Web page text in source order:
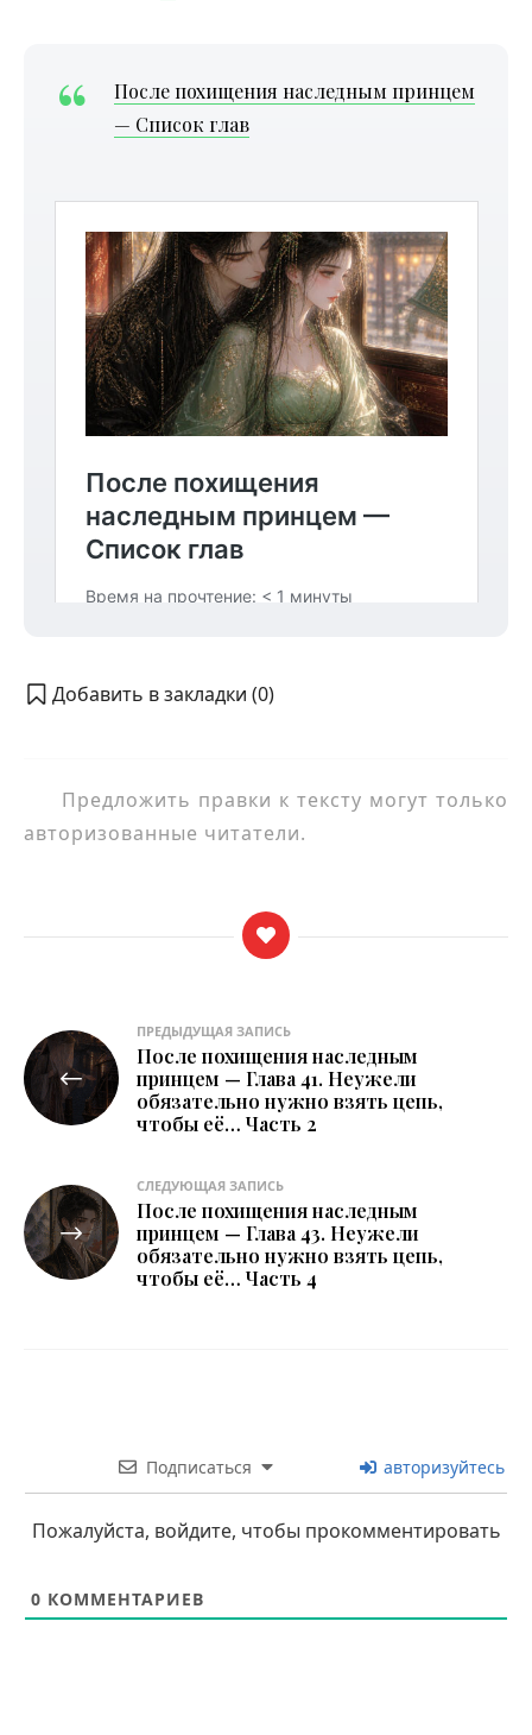
После похищения наследным принцем
— Список глав
Добавить в закладки (0)
Предложить правки к тексту могут только
авторизованные читатели.
Навигация
по
записям
ПРЕДЫДУЩАЯ ЗАПИСЬ
После похищения наследным
принцем — Глава 41. Неужели
обязательно нужно взять цепь,
чтобы её… Часть 2
СЛЕДУЮЩАЯ ЗАПИСЬ
После похищения наследным
принцем — Глава 43. Неужели
обязательно нужно взять цепь,
чтобы её… Часть 4
Подписаться авторизуйтесь
Пожалуйста, войдите, чтобы прокомментировать
0 КОММЕНТАРИЕВ